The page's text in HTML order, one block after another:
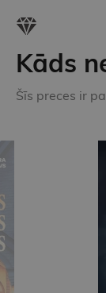
Kāds
Šīs preces ir